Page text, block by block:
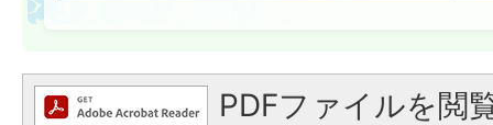
PDFファイルを閲